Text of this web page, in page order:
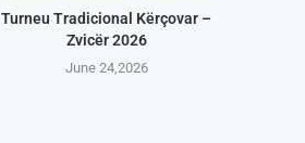
Turneu Tradicional Kërçovar –
Zvicër 2026
June 24,2026